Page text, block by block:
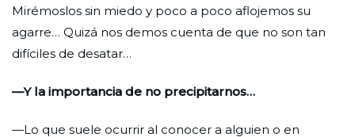
Mirémoslos sin miedo y poco a poco aflojemos su
agarre… Quizá nos demos cuenta de que no son tan
difíciles de desatar…
—Y la importancia de no precipitarnos…
—Lo que suele ocurrir al conocer a alguien o en